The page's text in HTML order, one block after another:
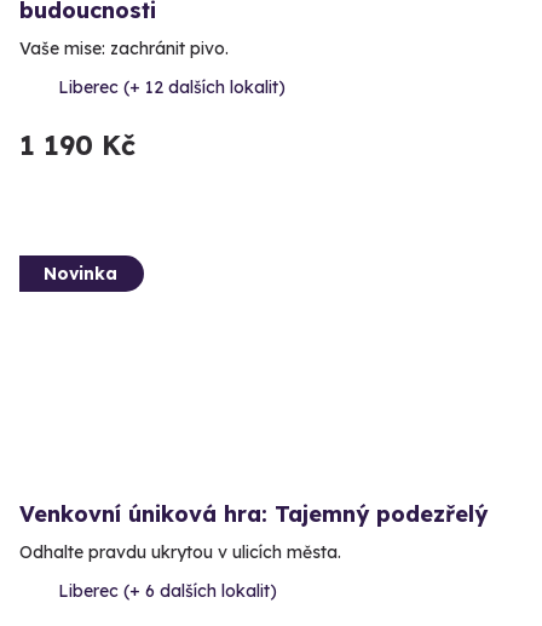
budoucnosti
Vaše mise: zachránit pivo.
Liberec (+ 12 dalších lokalit)
1 190 Kč
Novinka
Venkovní úniková hra: Tajemný podezřelý
Odhalte pravdu ukrytou v ulicích města.
Liberec (+ 6 dalších lokalit)